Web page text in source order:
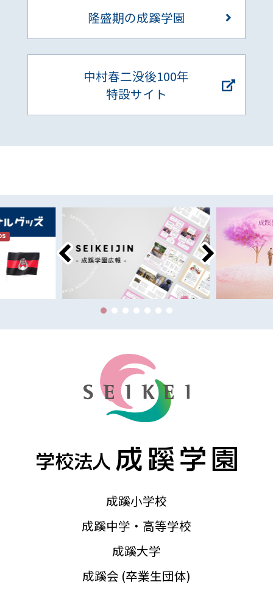
隆盛期の成蹊学園
中村春二没後100年
特設サイト
成蹊小学校
成蹊中学・高等学校
成蹊大学
成蹊会 (卒業生団体)